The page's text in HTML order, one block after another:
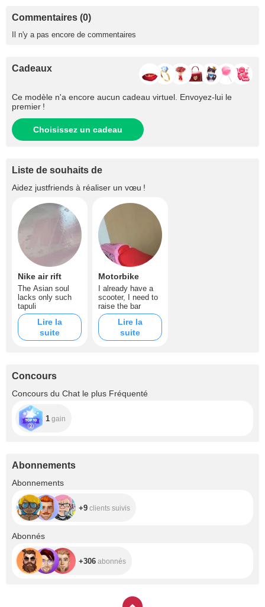
Commentaires (0)
Il n'y a pas encore de commentaires
Cadeaux
Ce modèle n'a encore aucun cadeau virtuel. Envoyez-lui le
premier !
Choisissez un cadeau
Liste de souhaits de
Aidez justfriends à réaliser un vœu !
Nike air rift
The Asian soul
lacks only such
tapuli
Lire la
suite
Motorbike
I already have a
scooter, I need to
raise the bar
Lire la
suite
Concours
Concours du Chat le plus Fréquenté
1 gain
Abonnements
Abonnements
+9 clients suivis
Abonnés
+306 abonnés